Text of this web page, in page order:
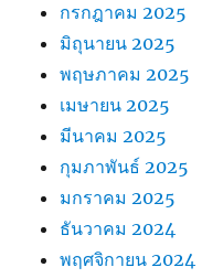
กรกฎาคม 2025
มิถุนายน 2025
พฤษภาคม 2025
เมษายน 2025
มีนาคม 2025
กุมภาพันธ์ 2025
มกราคม 2025
ธันวาคม 2024
พฤศจิกายน 2024